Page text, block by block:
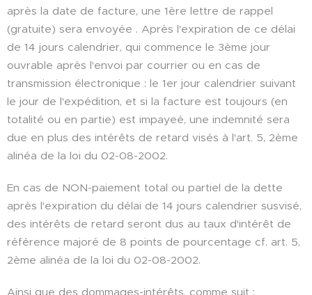
après la date de facture, une 1ère lettre de rappel
(gratuite) sera envoyée . Après l'expiration de ce délai
de 14 jours calendrier, qui commence le 3ème jour
ouvrable après l'envoi par courrier ou en cas de
transmission électronique : le 1er jour calendrier suivant
le jour de l'expédition, et si la facture est toujours (en
totalité ou en partie) est impayeé, une indemnité sera
due en plus des intérêts de retard visés à l'art. 5, 2ème
alinéa de la loi du 02-08-2002.
En cas de NON-paiement total ou partiel de la dette
après l'expiration du délai de 14 jours calendrier susvisé,
des intérêts de retard seront dus au taux d'intérêt de
référence majoré de 8 points de pourcentage cf. art. 5,
2ème alinéa de la loi du 02-08-2002.
Ainsi que des dommages-intérêts, comme suit :